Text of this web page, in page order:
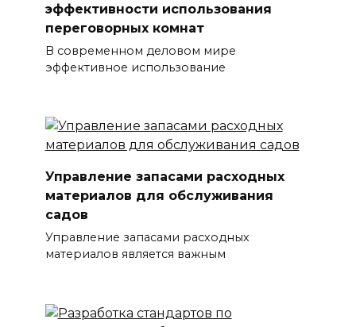
эффективности использования
переговорных комнат
В современном деловом мире
эффективное использование
Управление запасами расходных
материалов для обслуживания
садов
Управление запасами расходных
материалов является важным